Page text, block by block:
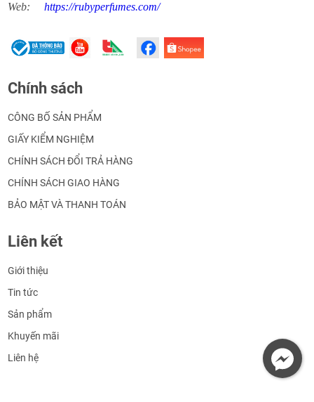
Web:https://rubyperfumes.com/
Chính sách
CÔNG BỐ SẢN PHẨM
GIẤY KIỂM NGHIỆM
CHÍNH SÁCH ĐỔI TRẢ HÀNG
CHÍNH SÁCH GIAO HÀNG
BẢO MẬT VÀ THANH TOÁN
Liên kết
Giới thiệu
Tin tức
Sản phẩm
Khuyến mãi
Liên hệ